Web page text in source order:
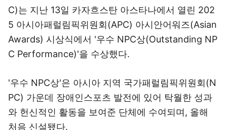
C)는 지난 13일 카자흐스탄 아스타나에서 열린 202
5 아시아패럴림픽위원회(APC) 아시안어워즈(Asian
Awards) 시상식에서 '우수 NPC상(Outstanding NP
C Performance)'을 수상했다.
'우수 NPC상'은 아시아 지역 국가패럴림픽위원회(N
PC) 가운데 장애인스포츠 발전에 있어 탁월한 성과
와 헌신적인 활동을 보여준 단체에 수여되며, 올해
처음 신설됐다.